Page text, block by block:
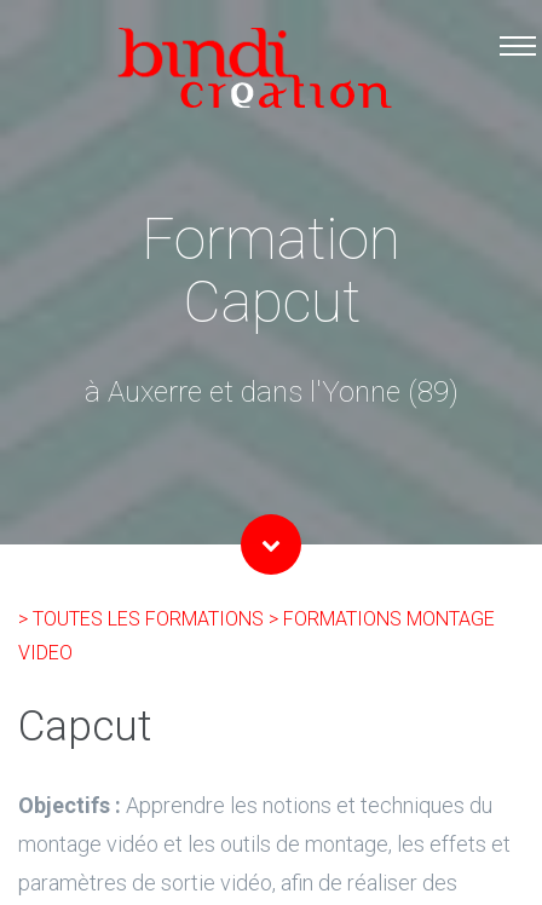
Accueil
Les formations
Infos pratiques
Contact
Formation
Capcut
à Auxerre et dans l'Yonne (89)
> TOUTES LES FORMATIONS > FORMATIONS MONTAGE
VIDEO
Capcut
Objectifs : Apprendre les notions et techniques du
montage vidéo et les outils de montage, les effets et
paramètres de sortie vidéo, afin de réaliser des